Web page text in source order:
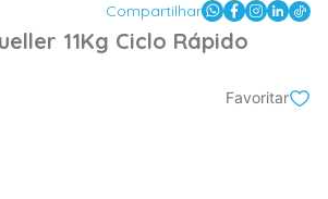
Compartilhar
11Kg Ciclo Rápido
Favoritar